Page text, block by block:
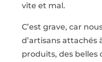
vite et mal.
C’est grave, car
d’artisans attachés
produits, des belles